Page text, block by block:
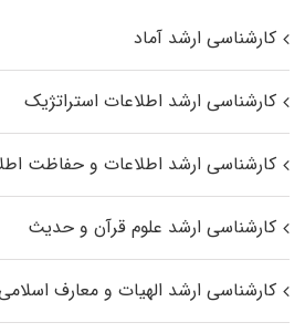
کارشناسی ارشد آماد
کارشناسی ارشد اطلاعات استراتژیک
کارشناسی ارشد اطلاعات و حفاظت
کارشناسی ارشد علوم قرآن و حدیث
کارشناسی ارشد الهیات و معارف